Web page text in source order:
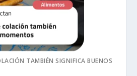
TAMBIÉN SIGNIFICA BUENOS